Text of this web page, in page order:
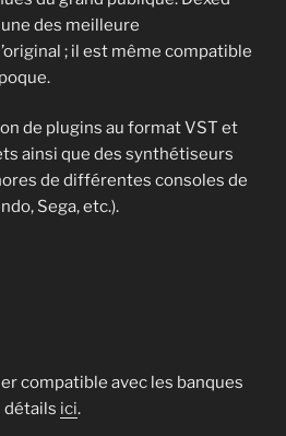
des meilleure
; il est même compatible
de plugins au format VST et
ainsi que des synthétiseurs
de différentes consoles de
Sega, etc.).
compatible avec les banques
détails ici.